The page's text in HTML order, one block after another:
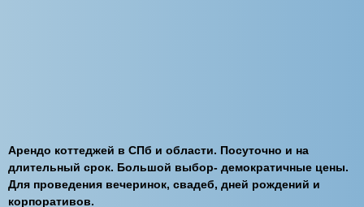
Арендо коттеджей в СПб и области. Посуточно и на
длительный срок. Большой выбор- демократичные цены.
Для проведения вечеринок, свадеб, дней рождений и
корпоративов.